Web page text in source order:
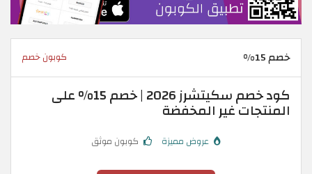
خصم 15% كوبون خصم
كود خصم سكيتشرز 2026 | خصم 15% على
المنتجات غير المخفضة
عروض مميزة كوبون موثق